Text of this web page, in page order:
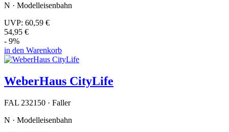
N · Modelleisenbahn
UVP: 60,59 €
54,95 €
- 9%
in den Warenkorb
WeberHaus CityLife
FAL 232150 · Faller
N · Modelleisenbahn